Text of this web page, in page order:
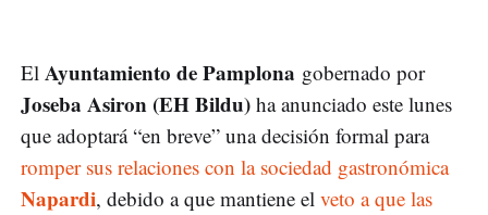
El Ayuntamiento de Pamplona gobernado por
Joseba Asiron (EH Bildu) ha anunciado este lunes
que adoptará “en breve” una decisión formal para
romper sus relaciones con la sociedad gastronómica
Napardi, debido a que mantiene el veto a que las